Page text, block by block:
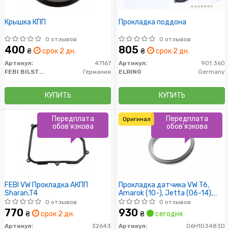
Крышка КПП
0 отзывов
400 ₴ срок 2 дн.
Артикул:
47167
FEBI BILSTEIN
Германия
КУПИТЬ
Прокладка поддона
0 отзывов
805 ₴ срок 2 дн.
Артикул:
901.360
ELRING
Germany
КУПИТЬ
FEBI VW Прокладка AКПП
Sharan,T4
0 отзывов
770 ₴ срок 2 дн.
Артикул:
32643
Передплата
обов'язкова
Прокладка датчика VW T6,
Amarok (10-), Jetta (06-14),
Passat 1.8, 2.0 (08-15)
(06H103483D) VAG
0 отзывов
930 ₴ сегодня
Артикул:
06H103483D
Передплата
обов'язкова
Оригинал